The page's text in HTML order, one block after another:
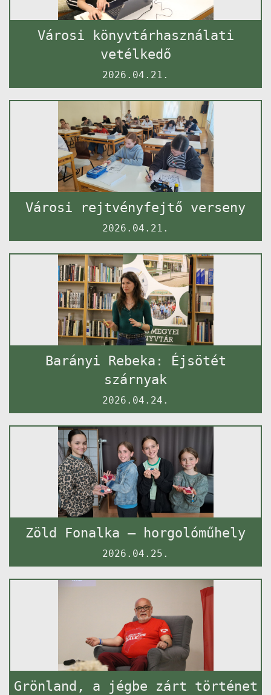
Városi könyvtárhasználati
vetélkedő
2026.04.21.
Városi rejtvényfejtő verseny
2026.04.21.
Barányi Rebeka: Éjsötét
szárnyak
2026.04.24.
Zöld Fonalka – horgolóműhely
2026.04.25.
Grönland, a jégbe zárt történet